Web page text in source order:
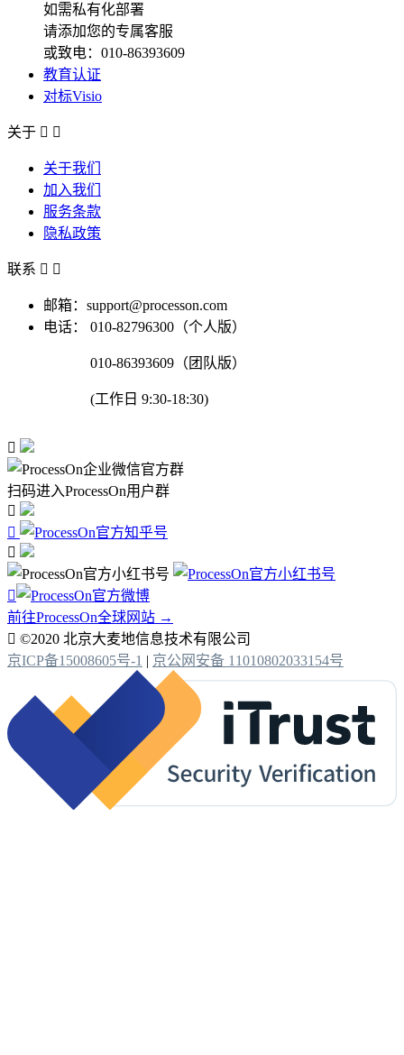
如需私有化部署
请添加您的专属客服
或致电：010-86393609
教育认证
对标Visio
关于  
关于我们
加入我们
服务条款
隐私政策
联系  
邮箱：support@processon.com
电话：
010-82796300（个人版）
010-86393609（团队版）
(工作日 9:30-18:30)

扫码进入ProcessOn用户群




前往ProcessOn全球网站 →
 ©2020 北京大麦地信息技术有限公司
京ICP备15008605号-1 | 京公网安备 11010802033154号